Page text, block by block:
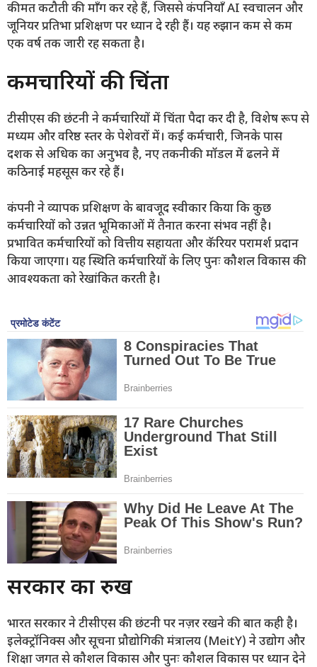
कीमत कटौती की माँग कर रहे हैं, जिससे कंपनियाँ AI स्वचालन और
जूनियर प्रतिभा प्रशिक्षण पर ध्यान दे रही हैं। यह रुझान कम से कम
एक वर्ष तक जारी रह सकता है।
कर्मचारियों की चिंता
टीसीएस की छंटनी ने कर्मचारियों में चिंता पैदा कर दी है, विशेष रूप से
मध्यम और वरिष्ठ स्तर के पेशेवरों में। कई कर्मचारी, जिनके पास
दशक से अधिक का अनुभव है, नए तकनीकी मॉडल में ढलने में
कठिनाई महसूस कर रहे हैं।
कंपनी ने व्यापक प्रशिक्षण के बावजूद स्वीकार किया कि कुछ
कर्मचारियों को उन्नत भूमिकाओं में तैनात करना संभव नहीं है।
प्रभावित कर्मचारियों को वित्तीय सहायता और कॅरियर परामर्श प्रदान
किया जाएगा। यह स्थिति कर्मचारियों के लिए पुनः कौशल विकास की
आवश्यकता को रेखांकित करती है।
सरकार का रुख
भारत सरकार ने टीसीएस की छंटनी पर नज़र रखने की बात कही है।
इलेक्ट्रॉनिक्स और सूचना प्रौद्योगिकी मंत्रालय (MeitY) ने उद्योग और
शिक्षा जगत से कौशल विकास और पुनः कौशल विकास पर ध्यान देने